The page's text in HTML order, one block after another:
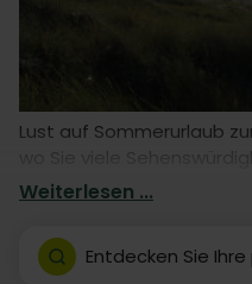
Lust auf Sommerurlaub
wo Sie viele
Buchen Sie einen
garantiert eine
eigener Anreise.
Weiterlesen ...
Entdecken Sie